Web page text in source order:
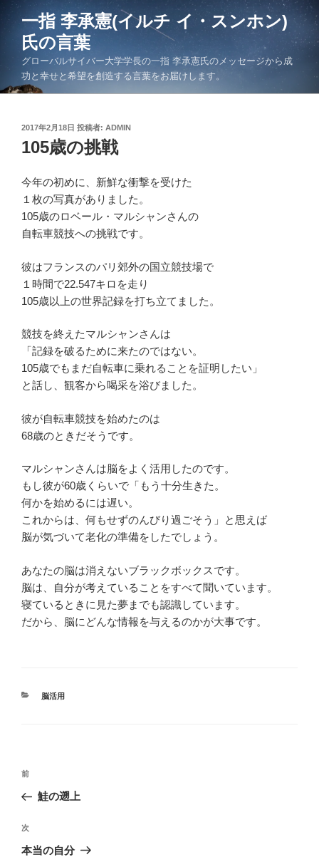
へ
一指 李承憲(イルチ イ・スンホン)
氏の言葉
グローバルサイバー大学学長の一指 李承憲氏のメッセージから成
功と幸せと希望を創造する言葉をお届けします。
投
稿
日:
2017年2月18日 投稿者: ADMIN
105歳の挑戦
今年の初めに、新鮮な衝撃を受けた
１枚の写真がありました。
105歳のロベール・マルシャンさんの
自転車競技への挑戦です。
彼はフランスのパリ郊外の国立競技場で
１時間で22.547キロを走り
105歳以上の世界記録を打ち立てました。
競技を終えたマルシャンさんは
「記録を破るために来たのではない。
105歳でもまだ自転車に乗れることを証明したい」
と話し、観客から喝采を浴びました。
彼が自転車競技を始めたのは
68歳のときだそうです。
マルシャンさんは脳をよく活用したのです。
もし彼が60歳くらいで「もう十分生きた。
何かを始めるには遅い。
これからは、何もせずのんびり過ごそう」と思えば
脳が気づいて老化の準備をしたでしょう。
あなたの脳は消えないブラックボックスです。
脳は、自分が考えていることをすべて聞いています。
寝ているときに見た夢までも認識しています。
だから、脳にどんな情報を与えるのかが大事です。
カ
脳活用
投
ナ
ビ
ゲ
前
の
稿
前
鮭の遡上
次
の
次
本当の自分